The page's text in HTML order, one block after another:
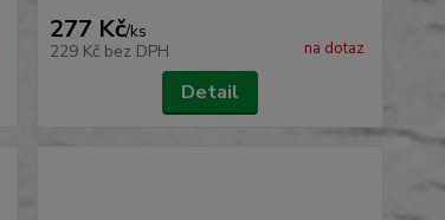
277 Kč/ks
229 Kč bez DPH na dotaz
Detail